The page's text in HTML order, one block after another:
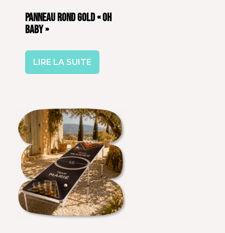
Panneau rond Gold « Oh
Baby »
LIRE LA SUITE